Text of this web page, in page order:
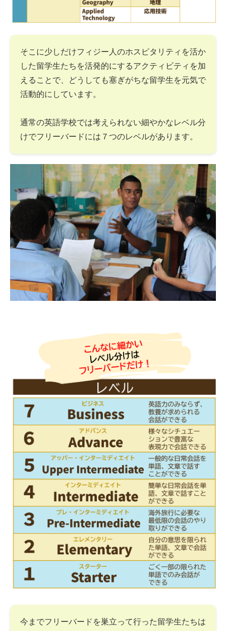
そこに少しだけフィジー人のホスピタリティを活か
した留学生たちを活発的にするアクティビティを加
えることで、どうしても塞ぎがちな留学生を元気で
活動的にしています。
通常の英語学校では考えられない細やかなレベル分
けでフリーバードには７つのレベルがあります。
今までフリーバードを巣立って行った留学生たちは